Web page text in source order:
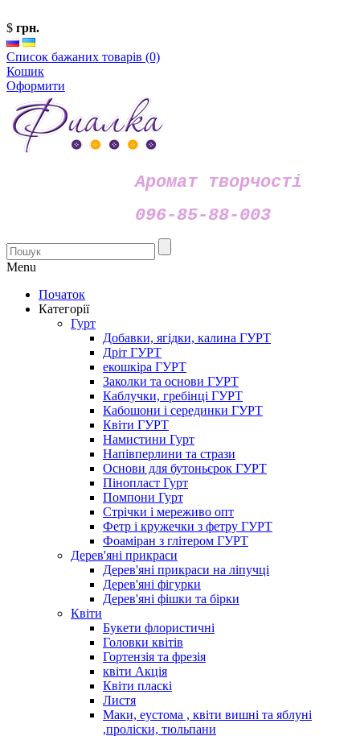
$ грн.
Список бажаних товарів (0)
Кошик
Оформити
Аромат творчості
096-85-88-003
Menu
Початок
Категорії
Гурт
Добавки, ягідки, калина ГУРТ
Дріт ГУРТ
екошкіра ГУРТ
Заколки та основи ГУРТ
Каблучки, гребінці ГУРТ
Кабошони і серединки ГУРТ
Квіти ГУРТ
Намистини Гурт
Напівперлини та стрази
Основи для бутоньєрок ГУРТ
Пінопласт Гурт
Помпони Гурт
Стрічки і мереживо опт
Фетр і кружечки з фетру ГУРТ
Фоаміран з глітером ГУРТ
Дерев'яні прикраси
Дерев'яні прикраси на ліпучці
Дерев'яні фігурки
Дерев'яні фішки та бірки
Квіти
Букети флористичні
Головки квітів
Гортензія та фрезія
квіти Акція
Квіти пласкі
Листя
Маки, еустома , квіти вишні та яблуні
,проліски, тюльпани